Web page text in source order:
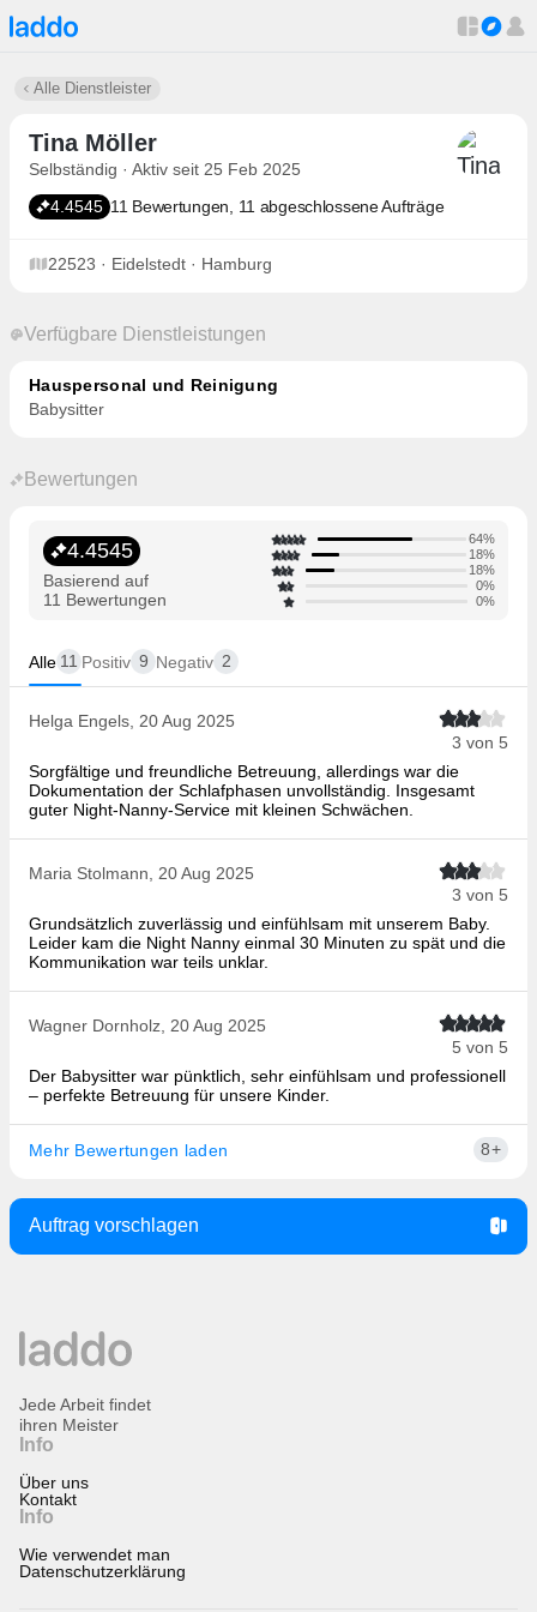
Alle Dienstleister
Tina Möller
Selbständig · Aktiv seit 25 Feb 2025
4.4545 11 Bewertungen, 11 abgeschlossene Aufträge
22523 · Eidelstedt · Hamburg
Verfügbare Dienstleistungen
Hauspersonal und Reinigung
Babysitter
Bewertungen
4.4545
Basierend auf
11 Bewertungen
64%
18%
18%
0%
0%
Alle 11 Positiv 9 Negativ 2
Helga Engels, 20 Aug 2025
3 von 5
Sorgfältige und freundliche Betreuung, allerdings war die
Dokumentation der Schlafphasen unvollständig. Insgesamt
guter Night-Nanny-Service mit kleinen Schwächen.
Maria Stolmann, 20 Aug 2025
3 von 5
Grundsätzlich zuverlässig und einfühlsam mit unserem Baby.
Leider kam die Night Nanny einmal 30 Minuten zu spät und die
Kommunikation war teils unklar.
Wagner Dornholz, 20 Aug 2025
5 von 5
Der Babysitter war pünktlich, sehr einfühlsam und professionell
– perfekte Betreuung für unsere Kinder.
Mehr Bewertungen laden 8+
Auftrag vorschlagen
Info
Über uns
Kontakt
Info
Wie verwendet man
Datenschutzerklärung
Jede Arbeit findet
ihren Meister